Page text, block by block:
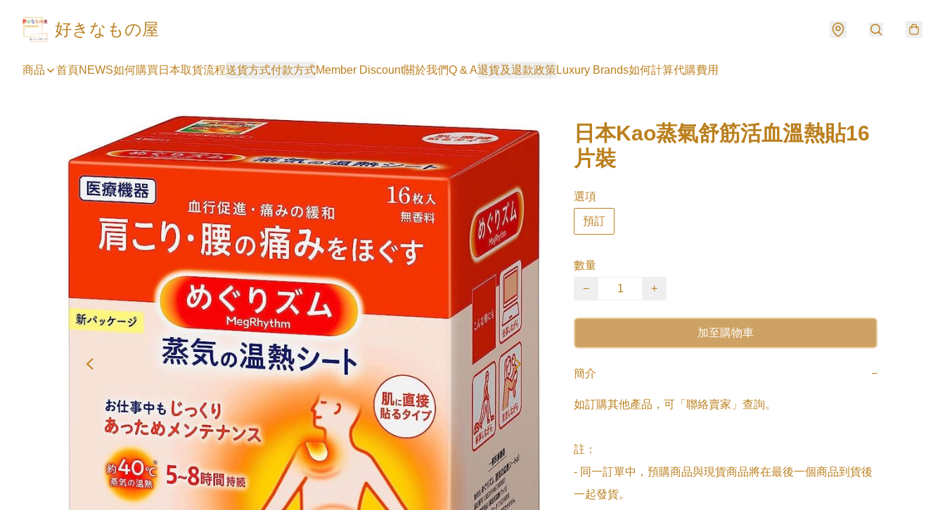
好きなもの屋
商品 首頁NEWS如何購買 日本取貨流程送貨方式付款方式Member Discount關於我們Q & A退貨及退款政策Luxury Brands如何計算代購費用
日本Kao蒸氣舒筋活血溫熱貼16
片裝
選項
預訂
數量
−
+
加至購物車
簡介 −
如訂購其他產品，可「聯絡賣家」查詢。
註：
- 同一訂單中，預購商品與現貨商品將在最後一個商品到貨後
一起發貨。